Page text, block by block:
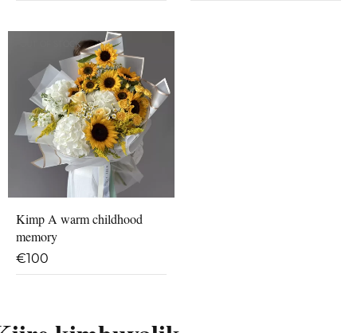
OUT OF STOCK
Kimp A warm childhood
memory
€100